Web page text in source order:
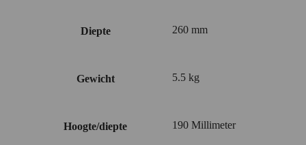
Diepte 260 mm
Gewicht 5.5 kg
Hoogte/diepte 190 Millimeter